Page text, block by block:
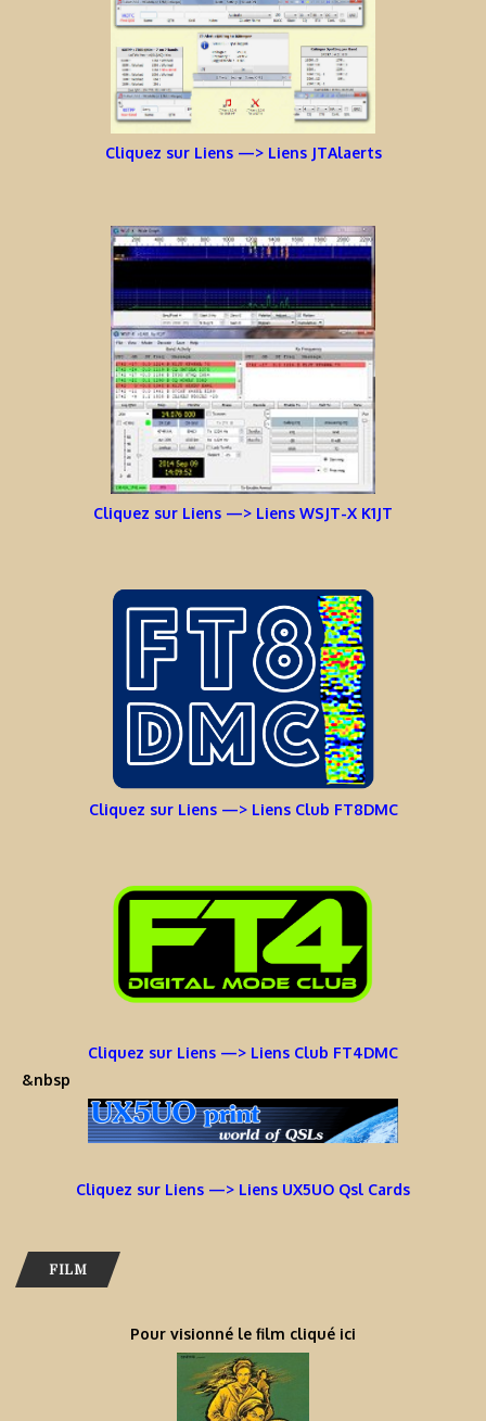
Cliquez sur Liens —> Liens JTAlaerts
Cliquez sur Liens —> Liens WSJT-X K1JT
Cliquez sur Liens —> Liens Club FT8DMC
Cliquez sur Liens —> Liens Club FT4DMC
&nbsp
Cliquez sur Liens —> Liens UX5UO Qsl Cards
FILM
Pour visionné le film cliqué ici